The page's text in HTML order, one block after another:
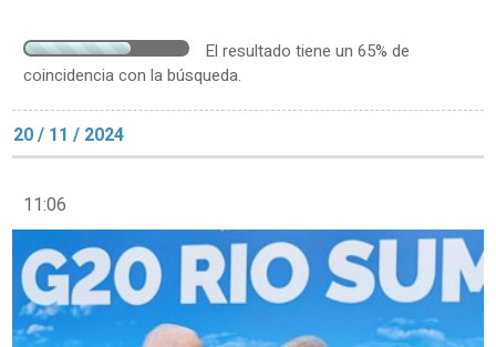
El resultado tiene un 65% de
coincidencia con la búsqueda.
20 / 11 / 2024
11:06